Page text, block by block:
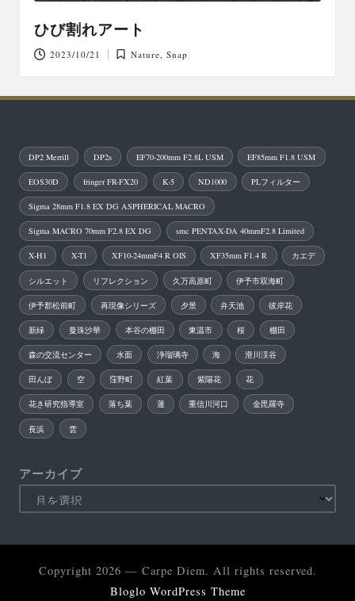
ひび割れアート
2023/10/21
Posted
Nature ,Snap
DP2 Merrill DP2s EF70-200mm F2.8L USM EF85mm F1.8 USM
EOS30D fringer FR-FX20 K-5 ND1000 PLフィルター
Sigma 28mm F1.8 EX DG ASPHERICAL MACRO
Sigma MACRO 70mm F2.8 EX DG smc PENTAX-DA 40mmF2.8 Limited
X-H1 X-T1 XF10-24mmF4 R OIS XF35mm F1.4 R カエデ
シルエット リフレクション 久万高原町 伊予市双海町
伊予郡松前町 再現像シリーズ 夕景 弁天池 彼岸花
新緑 曼珠沙華 本谷の棚田 東温市 桜 棚田
森の交流センター 水面 浄瑠璃寺 海 滑川渓谷
田んぼ 空 窪野町 紅葉 紫陽花 花
花き研究指導室 落ち葉 蓮 重信川河口 金毘羅寺
長浜 雲
アーカイブ
Copyright 2026 — Carpe Diem. All rights reserved.
Bloglo WordPress Theme